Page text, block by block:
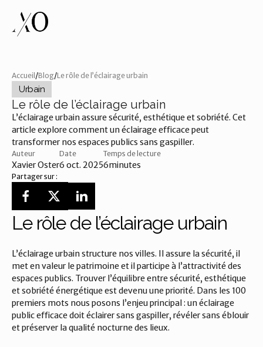
Accueil /Blog/Le rôle de l’éclairage urbain
Urbain
Le rôle de l’éclairage urbain
L’éclairage urbain assure sécurité, esthétique et sobriété. Cet
article explore comment un éclairage efficace peut
transformer nos espaces publics sans gaspiller.
Auteur
Xavier Oster
Date
6 oct. 2025
Temps de lecture
6minutes
Partager sur :
Le rôle de l’éclairage urbain
L’éclairage urbain structure nos villes. Il assure la sécurité, il
met en valeur le patrimoine et il participe à l’attractivité des
espaces publics. Trouver l’équilibre entre sécurité, esthétique
et sobriété énergétique est devenu une priorité. Dans les 100
premiers mots nous posons l’enjeu principal : un éclairage
public efficace doit éclairer sans gaspiller, révéler sans éblouir
et préserver la qualité nocturne des lieux.